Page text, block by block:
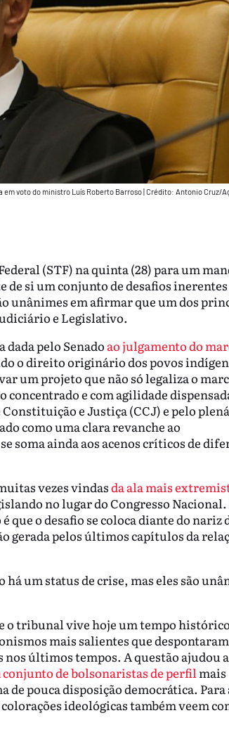
voto do ministro Luís Roberto Barroso|Crédito: Antonio Cruz/
(STF) na quinta (28) para um
de si um conjunto de desafios inerentes
unânimes em afirmar que um dos
e Legislativo.
dada pelo Senado ao julgamento do
o direito originário dos povos
um projeto que não só legaliza o
e com agilidade
e Justiça (CCJ) e pelo
como uma clara revanche ao
soma ainda aos acenos críticos de
vezes vindasda ala mais
no lugar do Congresso
que o desafio se coloca diante do nariz
gerada pelos últimos capítulos da
um status de crise, mas eles são
tribunal vive hoje um tempo
mais salientes que
últimos tempos. A questão ajudou a
de bolsonaristas de perfil mais
de pouca disposição democrática. Para
ideológicas também veem